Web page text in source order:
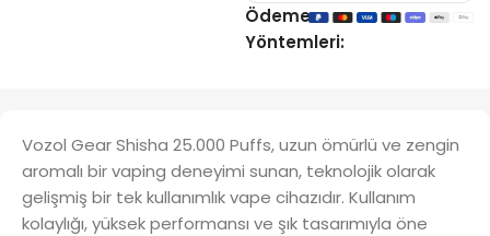
Ödeme
Yöntemleri:
Vozol Gear Shisha 25.000 Puffs, uzun ömürlü ve zengin
aromalı bir vaping deneyimi sunan, teknolojik olarak
gelişmiş bir tek kullanımlık vape cihazıdır. Kullanım
kolaylığı, yüksek performansı ve şık tasarımıyla öne